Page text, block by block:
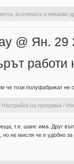
вселената и някакви
@ Ян. 29
работи
че този полуфабрикат не
Настройка на програми/
т.е. шанс има. Друг
не мисля че е удобно за